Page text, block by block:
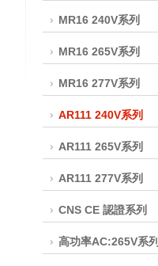
MR16 240V系列
MR16 265V系列
MR16 277V系列
AR111 240V系列
AR111 265V系列
AR111 277V系列
CNS CE 認證系列
高功率AC:265V系列